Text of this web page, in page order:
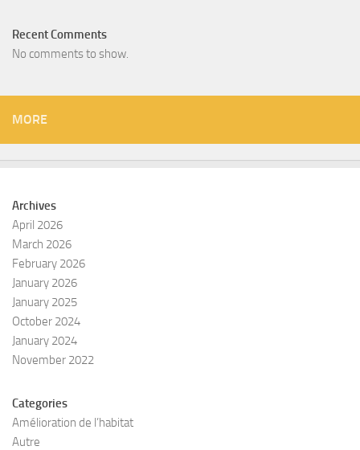
Recent Comments
No comments to show.
MORE
Archives
April 2026
March 2026
February 2026
January 2026
January 2025
October 2024
January 2024
November 2022
Categories
Amélioration de l’habitat
Autre